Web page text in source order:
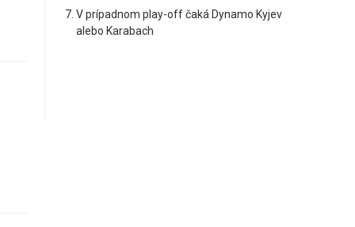
V prípadnom play-off čaká Dynamo Kyjev
alebo Karabach